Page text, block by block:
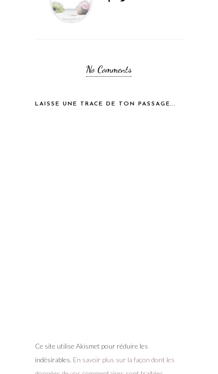
No Comments
LAISSE UNE TRACE DE TON PASSAGE...
Ce site utilise Akismet pour réduire les
indésirables. En savoir plus sur la façon dont les